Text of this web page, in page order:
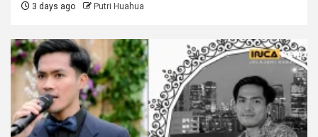
3 days ago Putri Huahua